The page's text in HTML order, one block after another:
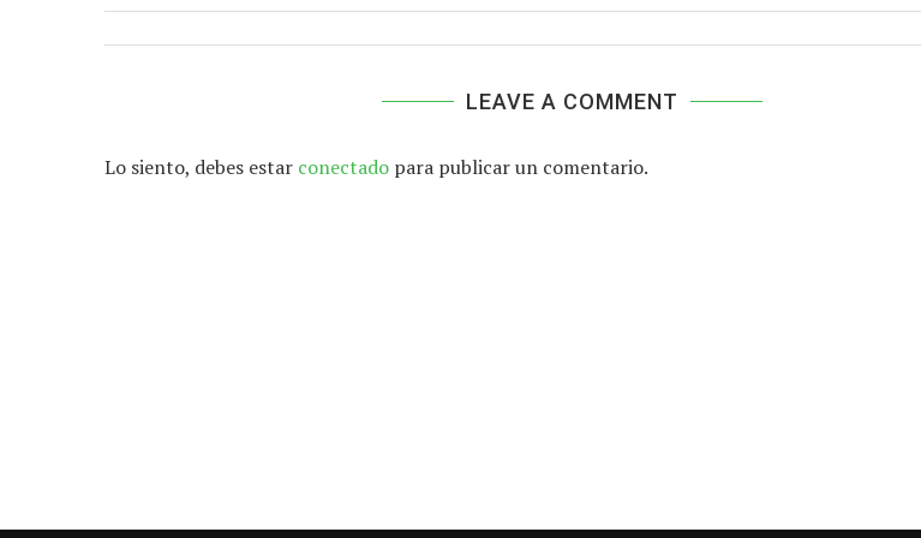
LEAVE A COMMENT
Lo siento, debes estar conectado para publicar un comentario.